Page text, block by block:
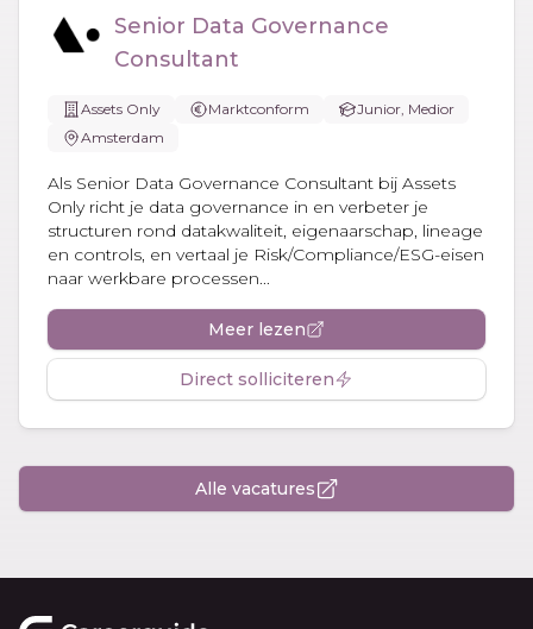
Senior Data Governance
Consultant
Assets Only Marktconform
Junior, Medior
Amsterdam
Als Senior Data Governance Consultant bij Assets
Only richt je data governance in en verbeter je
structuren rond datakwaliteit, eigenaarschap, lineage
en controls, en vertaal je Risk/Compliance/ESG-eisen
naar werkbare processen...
Meer lezen
Direct solliciteren
Alle vacatures